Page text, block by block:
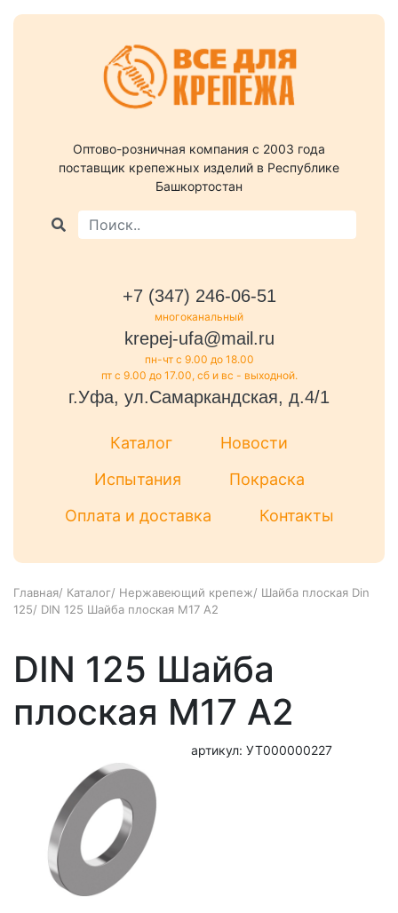
Оптово-розничная компания c 2003 года
поставщик крепежных изделий в Республике
Башкортостан
+7 (347) 246-06-51
многоканальный
krepej-ufa@mail.ru
пн-чт с 9.00 до 18.00
пт с 9.00 до 17.00, сб и вс - выходной.
г.Уфа, ул.Самаркандская, д.4/1
Каталог
Новости
Испытания
Покраска
Оплата и доставка
Контакты
Главная/ Каталог/ Нержавеющий крепеж/ Шайба плоская Din
125/ DIN 125 Шайба плоская М17 А2
DIN 125 Шайба
плоская М17 А2
артикул: УТ000000227